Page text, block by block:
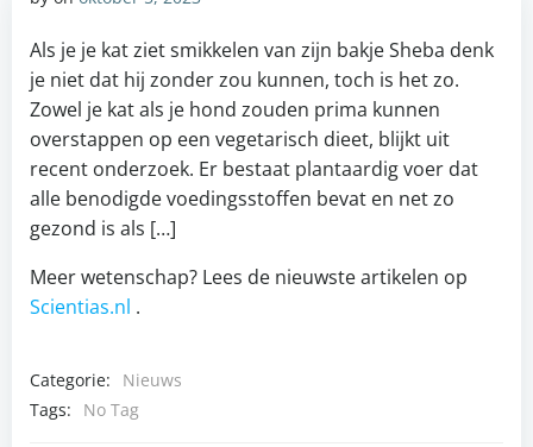
Als je je kat ziet smikkelen van zijn bakje Sheba denk
je niet dat hij zonder zou kunnen, toch is het zo.
Zowel je kat als je hond zouden prima kunnen
overstappen op een vegetarisch dieet, blijkt uit
recent onderzoek. Er bestaat plantaardig voer dat
alle benodigde voedingsstoffen bevat en net zo
gezond is als […]
Meer wetenschap? Lees de nieuwste artikelen op
Scientias.nl .
Categorie:
Nieuws
Tags:
No Tag